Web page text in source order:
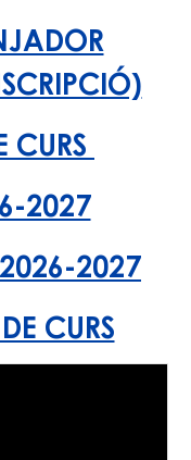
CURS
2027
2027
CURS